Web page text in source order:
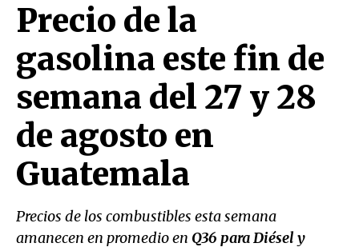
Precio de la
gasolina este fin de
semana del 27 y 28
de agosto en
Guatemala
Precios de los combustibles esta semana
amanecen en promedio en Q36 para Diésel y